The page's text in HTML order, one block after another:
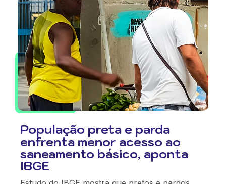
População preta e parda
enfrenta menor acesso ao
saneamento básico, aponta
IBGE